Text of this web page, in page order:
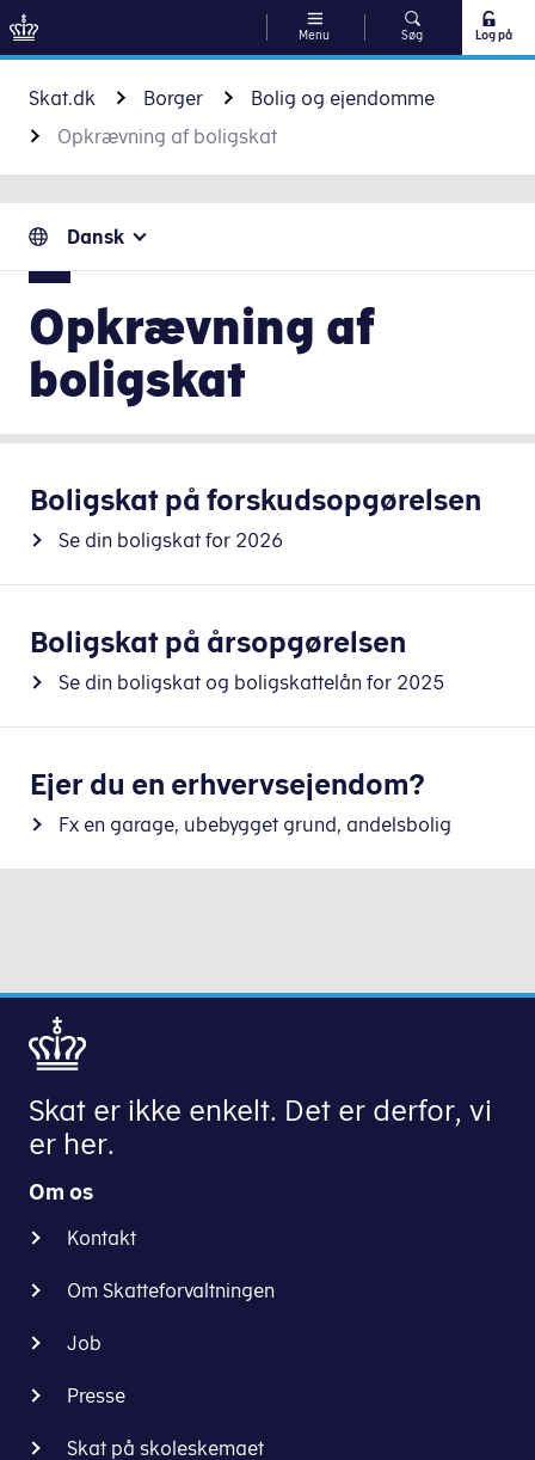
Gå til indhold
Menu Søg Log på
Skat.dk Borger
Bolig og ejendomme
Opkrævning af boligskat
Dansk
Opkrævning af
boligskat
Boligskat på forskudsopgørelsen
Se din boligskat for 2026
Boligskat på årsopgørelsen
Se din boligskat og boligskattelån for 2025
Ejer du en erhvervsejendom?
Fx en garage, ubebygget grund, andelsbolig
Skat er ikke enkelt. Det er derfor, vi
er her.
Om os
Kontakt
Om Skatteforvaltningen
Job
Presse
Skat på skoleskemaet